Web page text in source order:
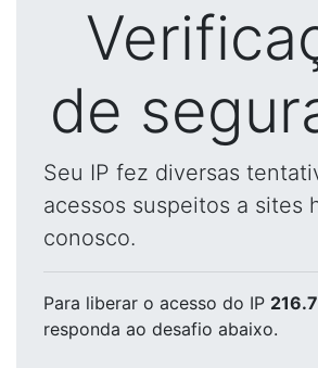
de
Seu IP fez diversas
acessos suspeitos a sites
conosco.
Para liberar o acesso do IP
responda ao desafio abaixo.